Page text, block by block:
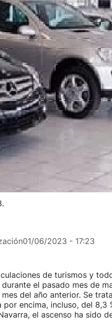
01/06/2023 - 17:23
de turismos y
durante el pasado mes de
del año anterior. Se
por encima, incluso, del 8,3
el ascenso ha sido